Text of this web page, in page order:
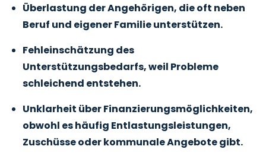
Überlastung der Angehörigen, die oft neben
Beruf und eigener Familie unterstützen.
Fehleinschätzung des
Unterstützungsbedarfs, weil Probleme
schleichend entstehen.
Unklarheit über Finanzierungsmöglichkeiten,
obwohl es häufig Entlastungsleistungen,
Zuschüsse oder kommunale Angebote gibt.